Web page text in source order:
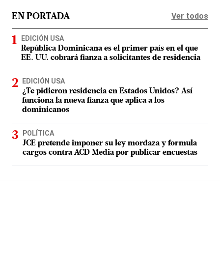
EN PORTADA Ver todos
EDICIÓN USA
República Dominicana es el primer país en el que
EE. UU. cobrará fianza a solicitantes de residencia
EDICIÓN USA
¿Te pidieron residencia en Estados Unidos? Así
funciona la nueva fianza que aplica a los
dominicanos
POLÍTICA
JCE pretende imponer su ley mordaza y formula
cargos contra ACD Media por publicar encuestas